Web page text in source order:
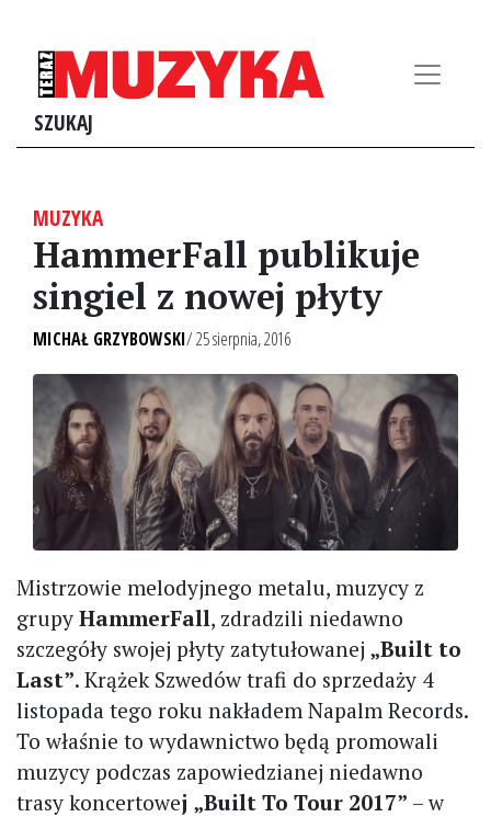
SZUKAJ
MUZYKA
HammerFall publikuje
singiel z nowej płyty
MICHAŁ GRZYBOWSKI/ 25 sierpnia, 2016
Mistrzowie melodyjnego metalu, muzycy z
grupy HammerFall, zdradzili niedawno
szczegóły swojej płyty zatytułowanej „Built to
Last”. Krążek Szwedów trafi do sprzedaży 4
listopada tego roku nakładem Napalm Records.
To właśnie to wydawnictwo będą promowali
muzycy podczas zapowiedzianej niedawno
trasy koncertowej „Built To Tour 2017” – w